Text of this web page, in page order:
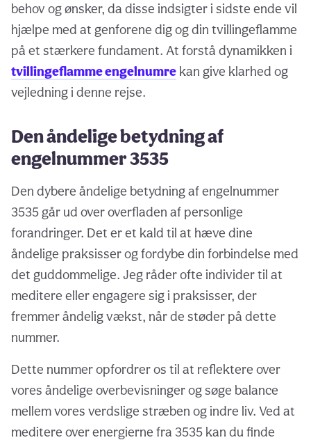
behov og ønsker, da disse indsigter i sidste ende vil
hjælpe med at genforene dig og din tvillingeflamme
på et stærkere fundament. At forstå dynamikken i
tvillingeflamme engelnumre kan give klarhed og
vejledning i denne rejse.
Den åndelige betydning af
engelnummer 3535
Den dybere åndelige betydning af engelnummer
3535 går ud over overfladen af personlige
forandringer. Det er et kald til at hæve dine
åndelige praksisser og fordybe din forbindelse med
det guddommelige. Jeg råder ofte individer til at
meditere eller engagere sig i praksisser, der
fremmer åndelig vækst, når de støder på dette
nummer.
Dette nummer opfordrer os til at reflektere over
vores åndelige overbevisninger og søge balance
mellem vores verdslige stræben og indre liv. Ved at
meditere over energierne fra 3535 kan du finde